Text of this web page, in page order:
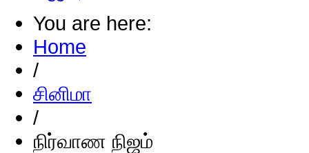
You are here:
Home
/
சினிமா
/
நிர்வாண நிஜம்